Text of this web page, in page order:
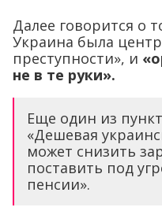
Далее говорится о
Украина была
преступности», и
не в те руки».
Еще один из
«Дешевая
может снизить
поставить под
пенсии».